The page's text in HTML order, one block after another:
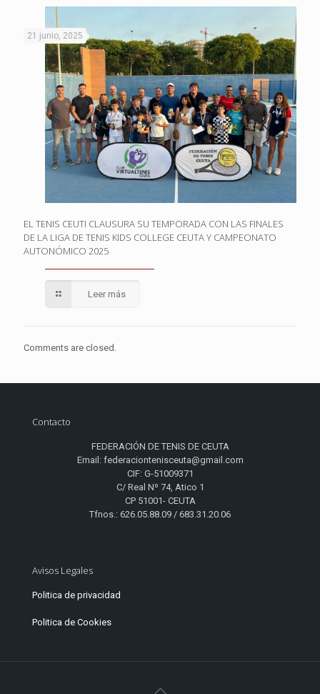
21 junio, 2025
EL TENIS CEUTI CLAUSURA SU TEMPORADA CON LAS FINALES
DE LA LIGA DE TENIS KIDS COLLEGE CEUTA Y CAMPEONATO
AUTONÓMICO 2025
Leer más
Comments are closed.
Contacto
FEDERACIÓN DE TENIS DE CEUTA
Email: federaciontenisceuta@gmail.com
CIF: G-51009371
C/ Real Nº 74, Atico 1
CP 51001- CEUTA
Tfnos.: 626.05.88.09 / 683.31.20.06
Avisos Legales
Politica de privacidad
Politica de Cookies